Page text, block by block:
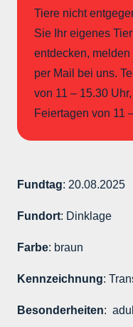
Tiere nicht
Sie Ihr eigenes
entdecken,
per Mail bei uns.
von 11 – 15.30
Feiertagen von 11
Fundtag: 20.08.2025
Fundort: Dinklage
Farbe: braun
Kennzeichnung:
Besonderheiten: